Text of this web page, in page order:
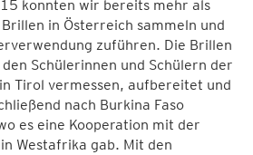
konnten wir bereits mehr als
in Österreich sammeln und
zuführen. Die Brillen
Schülerinnen und Schülern der
Tirol vermessen, aufbereitet und
nach Burkina Faso
es eine Kooperation mit der
Westafrika gab. Mit den